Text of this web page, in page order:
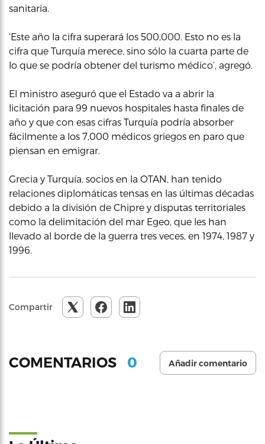
sanitaria.
‘Este año la cifra superará los 500,000. Esto no es la
cifra que Turquía merece, sino sólo la cuarta parte de
lo que se podría obtener del turismo médico’, agregó.
El ministro aseguró que el Estado va a abrir la
licitación para 99 nuevos hospitales hasta finales de
año y que con esas cifras Turquía podría absorber
fácilmente a los 7,000 médicos griegos en paro que
piensan en emigrar.
Grecia y Turquía, socios en la OTAN, han tenido
relaciones diplomáticas tensas en las últimas décadas
debido a la división de Chipre y disputas territoriales
como la delimitación del mar Egeo, que les han
llevado al borde de la guerra tres veces, en 1974, 1987 y
1996.
Compartir
COMENTARIOS 0 Añadir comentario